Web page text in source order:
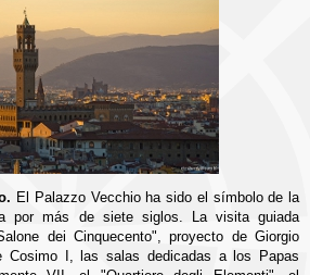
El Palazzo Vecchio ha sido el símbolo de la
por más de siete siglos. La visita guiada
dei Cinquecento", proyecto de Giorgio
Cosimo I, las salas dedicadas a los Papas